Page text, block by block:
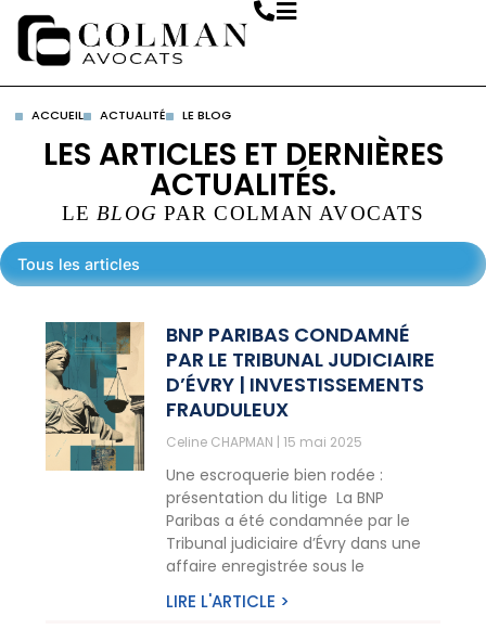
ACCUEIL ACTUALITÉ LE BLOG
LES ARTICLES ET DERNIÈRES
ACTUALITÉS.
LE BLOGPAR COLMAN AVOCATS
Tous les articles
BNP PARIBAS CONDAMNÉ
PAR LE TRIBUNAL JUDICIAIRE
D’ÉVRY | INVESTISSEMENTS
FRAUDULEUX
Celine CHAPMAN 15 mai 2025
Une escroquerie bien rodée :
présentation du litige La BNP
Paribas a été condamnée par le
Tribunal judiciaire d’Évry dans une
affaire enregistrée sous le
LIRE L'ARTICLE >